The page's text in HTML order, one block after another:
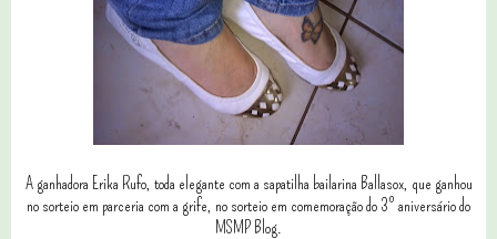
A ganhadora Erika Rufo, toda elegante com a sapatilha bailarina Ballasox, que ganhou
no sorteio em parceria com a grife, no sorteio em comemoração do 3º aniversário do
MSMP Blog.